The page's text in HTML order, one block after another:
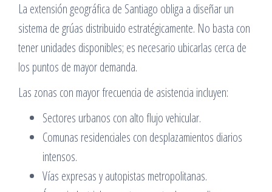
La extensión geográfica de Santiago obliga a diseñar un
sistema de grúas distribuido estratégicamente. No basta con
tener unidades disponibles; es necesario ubicarlas cerca de
los puntos de mayor demanda.
Las zonas con mayor frecuencia de asistencia incluyen:
Sectores urbanos con alto flujo vehicular.
Comunas residenciales con desplazamientos diarios
intensos.
Vías expresas y autopistas metropolitanas.